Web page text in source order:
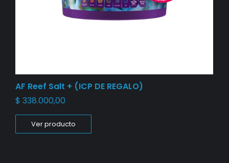
AF Reef Salt + (ICP DE REGALO)
$ 338.000,00
Ver producto